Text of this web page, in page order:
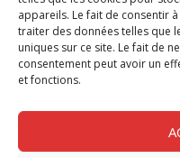
appareils. Le fait de consentir
traiter des données telles que
uniques sur ce site. Le fait de
consentement peut avoir un
et fonctions.
Chèque Emploi
G-Pods
Profession Audio-